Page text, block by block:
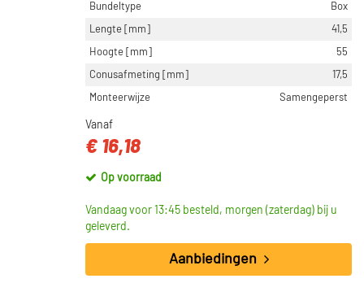
Bundeltype
Box
Lengte [mm]
41,5
Hoogte [mm]
55
Conusafmeting [mm]
17,5
Monteerwijze
Samengeperst
Vanaf
€ 16,18
Op voorraad
Vandaag voor 13:45 besteld, morgen (zaterdag) bij u
geleverd.
Aanbiedingen